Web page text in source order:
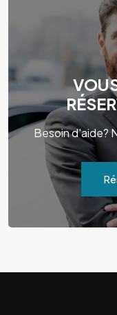
Besoin d'aide?